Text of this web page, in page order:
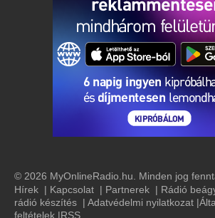
© 2026 MyOnlineRadio.hu. Minden jog
Hírek | Kapcsolat | Partnerek | Rádió
rádió készítés | Adatvédelmi nyilatkozat |
feltételek |RSS